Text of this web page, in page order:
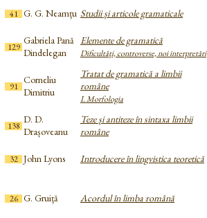
41 G. G. Neamțu Studii și articole gramaticale
129
Gabriela Pană
Dindelegan
Elemente de gramatică
Dificultăţi, controverse, noi interpretări
91
Corneliu
Dimitriu
Tratat de gramatică a limbii
române
I. Morfologia
138
D. D.
Drașoveanu
Teze și antiteze în sintaxa limbii
române
32 John Lyons Introducere în lingvistica teoretică
26 G. Gruiță Acordul în limba română